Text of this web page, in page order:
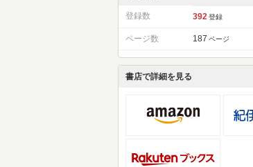
登録数 392 登録
ページ数 187 ページ
書店で詳細を見る